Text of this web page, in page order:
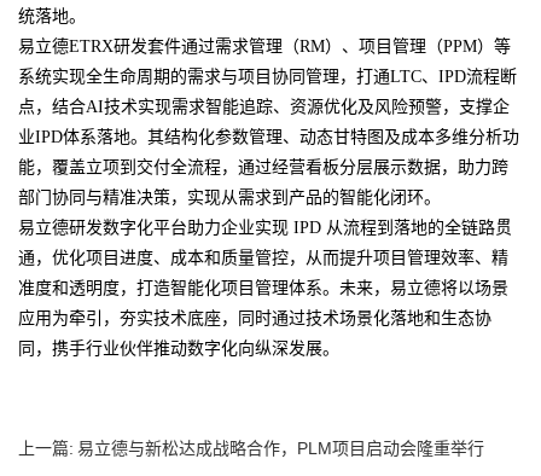
统落地。
易立德ETRX研发套件通过需求管理（RM）、项目管理（PPM）等
系统实现全生命周期的需求与项目协同管理，打通LTC、IPD流程断
点，结合AI技术实现需求智能追踪、资源优化及风险预警，支撑企
业IPD体系落地。其结构化参数管理、动态甘特图及成本多维分析功
能，覆盖立项到交付全流程，通过经营看板分层展示数据，助力跨
部门协同与精准决策，实现从需求到产品的智能化闭环。
易立德研发数字化平台助力企业实现 IPD 从流程到落地的全链路贯
通，优化项目进度、成本和质量管控，从而提升项目管理效率、精
准度和透明度，打造智能化项目管理体系。未来，易立德将以场景
应用为牵引，夯实技术底座，同时通过技术场景化落地和生态协
同，携手行业伙伴推动数字化向纵深发展。
上一篇: 易立德与新松达成战略合作，PLM项目启动会隆重举行